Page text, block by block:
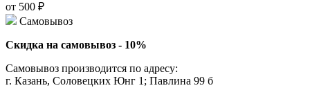
от 500 ₽
Самовывоз
Скидка на самовывоз - 10%
Самовывоз производится по адресу:
г. Казань, Соловецких Юнг 1; Павлина 99 б